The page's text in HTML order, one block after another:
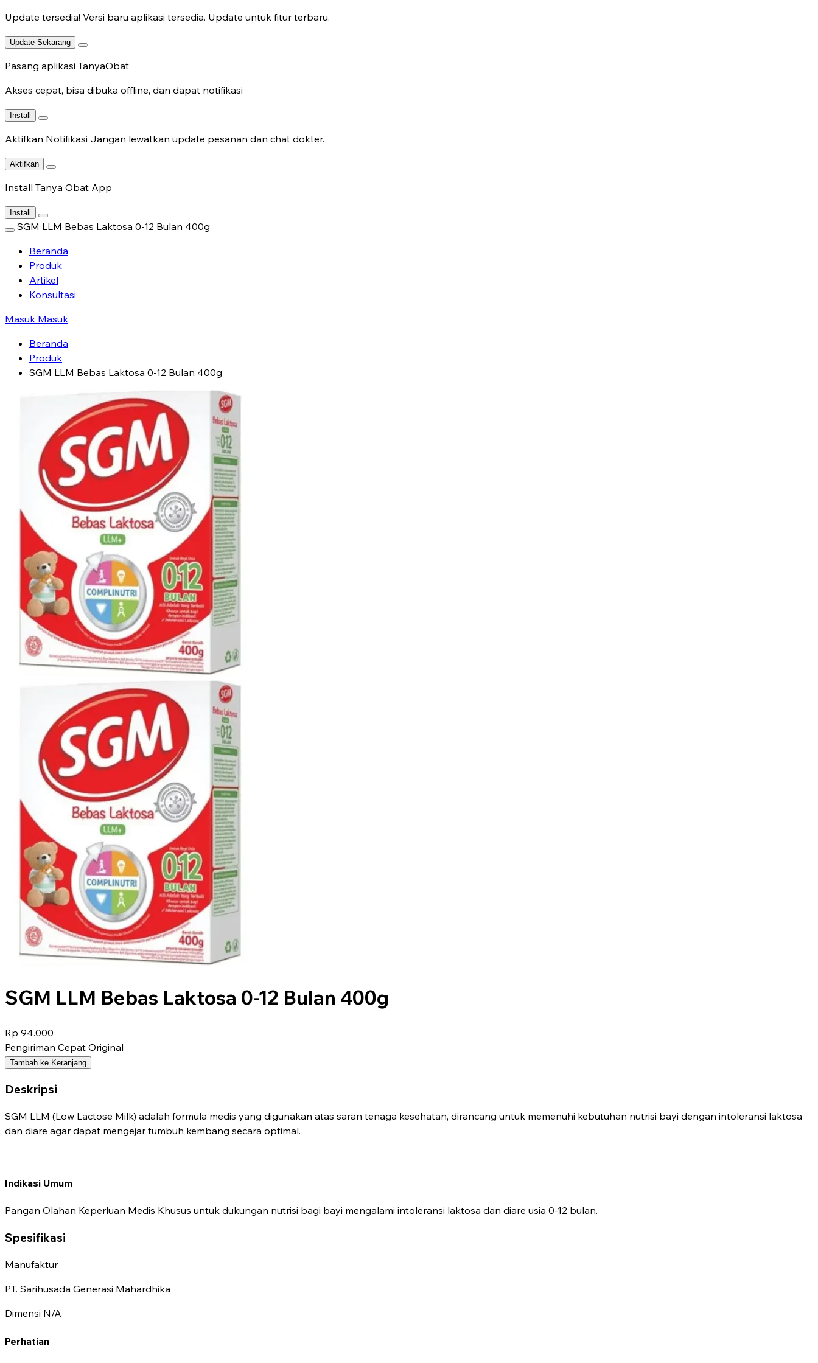
Update tersedia! Versi baru aplikasi tersedia. Update untuk fitur terbaru.
Update Sekarang
Pasang aplikasi TanyaObat
Akses cepat, bisa dibuka offline, dan dapat notifikasi
Install
Aktifkan Notifikasi Jangan lewatkan update pesanan dan chat dokter.
Aktifkan
Install Tanya Obat App
Install
SGM LLM Bebas Laktosa 0-12 Bulan 400g
Beranda
Produk
Artikel
Konsultasi
Masuk Masuk
Beranda
Produk
SGM LLM Bebas Laktosa 0-12 Bulan 400g
SGM LLM Bebas Laktosa 0-12 Bulan 400g
Rp 94.000
Pengiriman Cepat Original
Tambah ke Keranjang
Deskripsi
SGM LLM (Low Lactose Milk) adalah formula medis yang digunakan atas saran tenaga kesehatan, dirancang untuk memenuhi kebutuhan nutrisi bayi dengan intoleransi laktosa
dan diare agar dapat mengejar tumbuh kembang secara optimal.
Indikasi Umum
Pangan Olahan Keperluan Medis Khusus untuk dukungan nutrisi bagi bayi mengalami intoleransi laktosa dan diare usia 0-12 bulan.
Spesifikasi
Manufaktur
PT. Sarihusada Generasi Mahardhika
Dimensi N/A
Perhatian